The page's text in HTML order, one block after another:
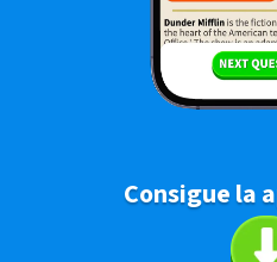
Consigue la